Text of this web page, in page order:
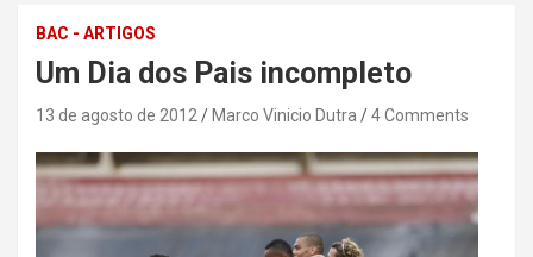
BAC - ARTIGOS
Um Dia dos Pais incompleto
13 de agosto de 2012 Marco Vinicio Dutra 4 Comments